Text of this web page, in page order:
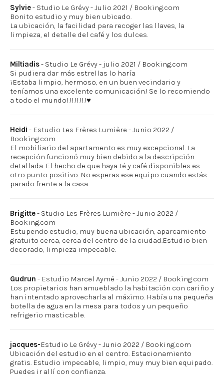
Sylvie- Studio Le Grévy - Julio 2021 / Booking.com
Bonito estudio y muy bien ubicado.
La ubicación, la facilidad para recoger las llaves, la
limpieza, el detalle del café y los dulces.
Miltiadis- Studio Le Grévy - julio 2021 / Booking.com
Si pudiera dar más estrellas lo haría
¡Estaba limpio, hermoso, en un buen vecindario y
teníamos una excelente comunicación! Se lo recomiendo
a todo el mundo!!!!!!!!♥️
Heidi - Estudio Les Frères Lumière - Junio 2022 /
Booking.com
El mobiliario del apartamento es muy excepcional. La
recepción funcionó muy bien debido a la descripción
detallada. El hecho de que haya té y café disponibles es
otro punto positivo. No esperas ese equipo cuando estás
parado frente a la casa.
Brigitte- Studio Les Frères Lumière - Junio 2022 /
Booking.com
Estupendo estudio, muy buena ubicación, aparcamiento
gratuito cerca, cerca del centro de la ciudad.Estudio bien
decorado, limpieza impecable.
Gudrun - Estudio Marcel Aymé - Junio 2022 / Booking.com
Los propietarios han amueblado la habitación con cariño y
han intentado aprovecharla al máximo. Había una pequeña
botella de agua en la mesa para todos y un pequeño
refrigerio masticable.
jacques-Estudio Le Grévy - Junio 2022 / Booking.com
Ubicación del estudio en el centro. Estacionamiento
gratis. Estudio impecable, limpio, muy muy bien equipado.
Puedes ir allí con confianza.